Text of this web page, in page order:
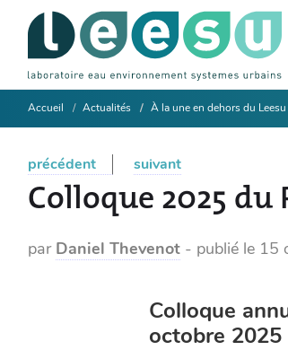
Accueil Actualités À la une en dehors du Leesu
précédent suivant
Colloque 2025 du
par Daniel Thevenot - publié le 15
Colloque
octobre 2025